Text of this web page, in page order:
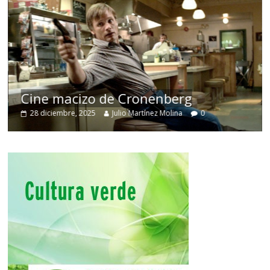
Cine macizo de Cronenberg
28 diciembre, 2025 Julio Martínez Molina 0